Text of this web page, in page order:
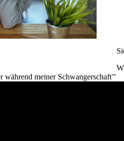
meiner Schwangerschaft’’